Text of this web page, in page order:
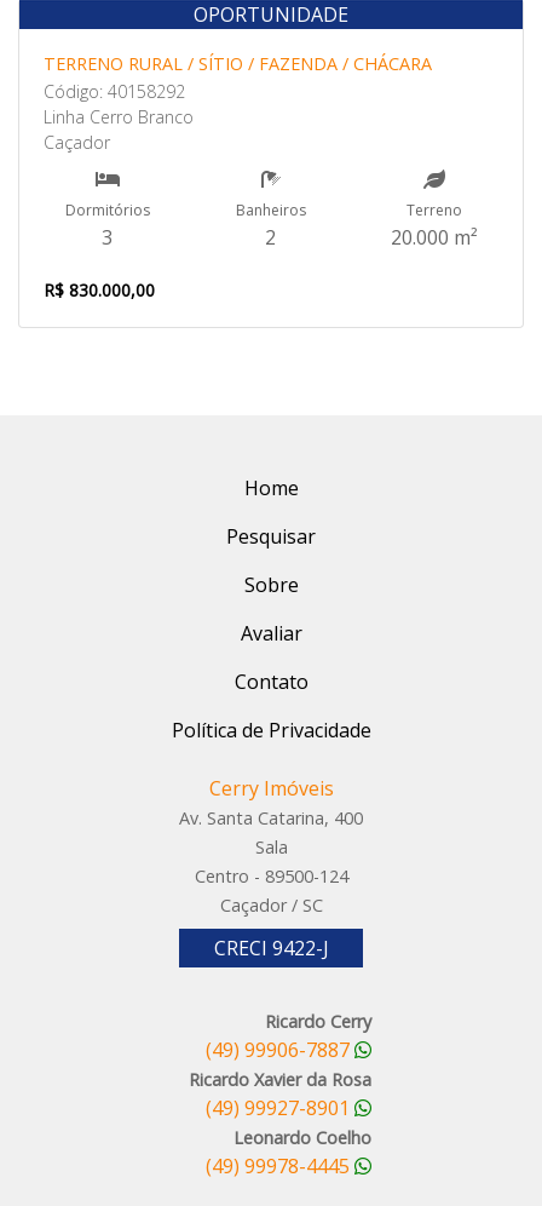
Venda
OPORTUNIDADE
TERRENO RURAL / SÍTIO / FAZENDA / CHÁCARA
Código: 40158292
Linha Cerro Branco
Caçador
Dormitórios
3
Banheiros
2
Terreno
20.000 m²
R$ 830.000,00
Home
Pesquisar
Sobre
Avaliar
Contato
Política de Privacidade
Cerry Imóveis
Av. Santa Catarina, 400
Sala
Centro - 89500-124
Caçador / SC
CRECI 9422-J
Ricardo Cerry
(49) 99906-7887
Ricardo Xavier da Rosa
(49) 99927-8901
Leonardo Coelho
(49) 99978-4445